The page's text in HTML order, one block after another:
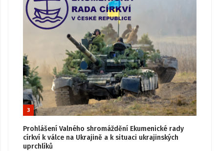
3
Prohlášení Valného shromáždění Ekumenické rady
církví k válce na Ukrajině a k situaci ukrajinských
uprchlíků